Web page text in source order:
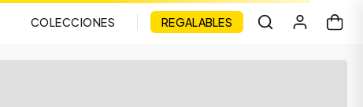
COLECCIONES REGALABLES